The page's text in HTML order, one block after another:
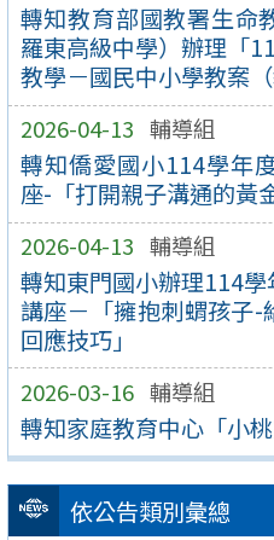
轉知教育部國教署生命
羅東高級中學）辦理「
教學－國民中小學教案
2026-04-13 輔導組
轉知僑愛國小114學年
座-「打開親子溝通的黃
2026-04-13 輔導組
轉知東門國小辦理114
講座－「擁抱刺蝟孩子
回應技巧」
2026-03-16 輔導組
轉知家庭教育中心「小
依公告類別彙總